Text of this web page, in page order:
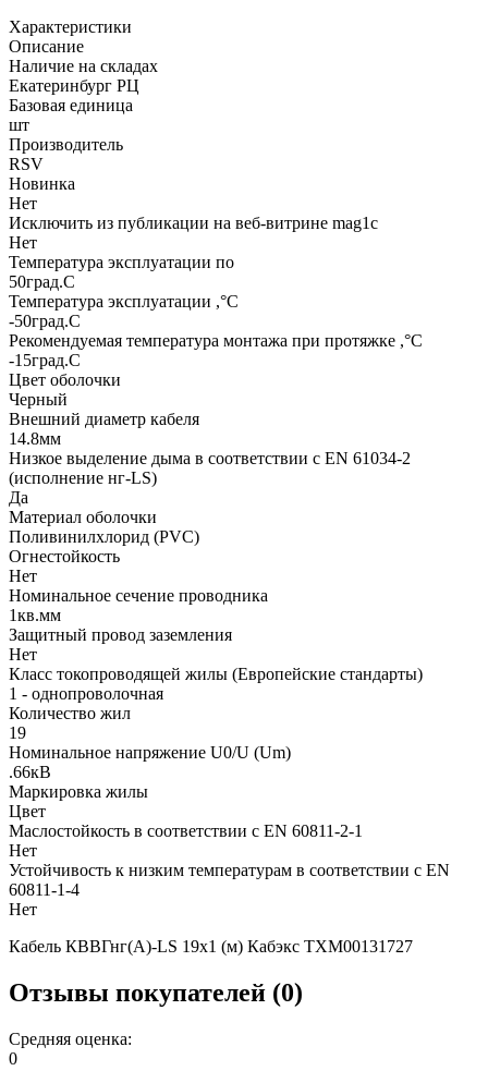
Характеристики
Описание
Наличие на складах
Екатеринбург РЦ
Базовая единица
шт
Производитель
RSV
Новинка
Нет
Исключить из публикации на веб-витрине mag1c
Нет
Температура эксплуатации по
50град.C
Температура эксплуатации ,°С
-50град.C
Рекомендуемая температура монтажа при протяжке ,°С
-15град.C
Цвет оболочки
Черный
Внешний диаметр кабеля
14.8мм
Низкое выделение дыма в соответствии с EN 61034-2
(исполнение нг-LS)
Да
Материал оболочки
Поливинилхлорид (PVC)
Огнестойкость
Нет
Номинальное сечение проводника
1кв.мм
Защитный провод заземления
Нет
Класс токопроводящей жилы (Европейские стандарты)
1 - однопроволочная
Количество жил
19
Номинальное напряжение U0/U (Um)
.66кВ
Маркировка жилы
Цвет
Маслостойкость в соответствии с EN 60811-2-1
Нет
Устойчивость к низким температурам в соответствии с EN
60811-1-4
Нет
Кабель КВВГнг(А)-LS 19х1 (м) Кабэкс ТХМ00131727
Отзывы покупателей (0)
Средняя оценка:
0